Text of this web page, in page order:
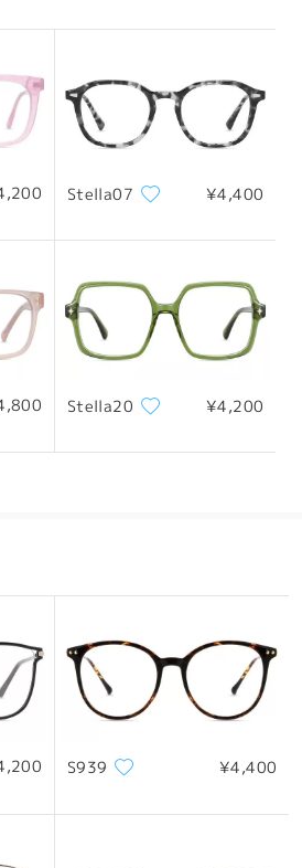
145mm/ 5.71in
天地幅
45mm/ 1.77in
ブリッジ幅
19mm/ 0.75in
ハート顔 ひし形の顔 卵型の顔
製品概要
gonna fix your problem
never never lose… im very
( Andrew 069 c3 model) very
prescription and style i add
light ❤️❤️❤️❤️ very neat
Stella07 ¥4,400
Stella20 ¥4,200
S939 ¥4,400